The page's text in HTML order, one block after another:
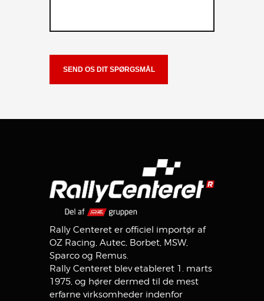
Rally Centeret er officiel importør af
OZ Racing, Autec, Borbet, MSW,
Sparco og Remus.
Rally Centeret blev etableret 1. marts
1975, og hører dermed til de mest
erfarne virksomheder indenfor